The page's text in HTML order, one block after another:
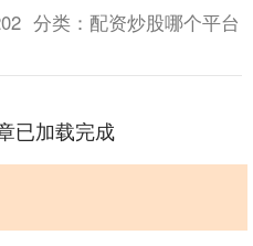
司4994.....
分类： 配资炒股哪个平台
已加载完成